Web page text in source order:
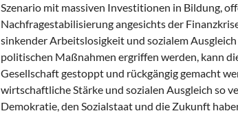
Szenario mit massiven Investitionen in Bildung,
Nachfragestabilisierung angesichts der
sinkender Arbeitslosigkeit und sozialem
politischen Maßnahmen ergriffen werden, kann
Gesellschaft gestoppt und rückgängig gemacht
wirtschaftliche Stärke und sozialen Ausgleich so
Demokratie, den Sozialstaat und die Zukunft